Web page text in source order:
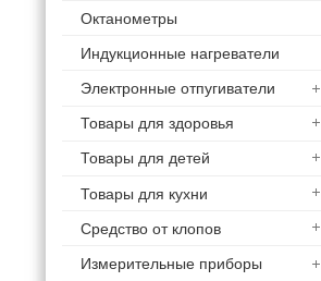
Октанометры
Индукционные нагреватели
Электронные отпугиватели
Товары для здоровья
Товары для детей
Товары для кухни
Средство от клопов
Измерительные приборы